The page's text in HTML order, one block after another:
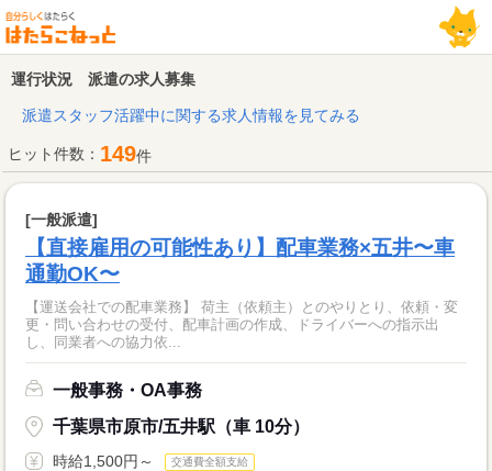
運行状況 派遣の求人募集
派遣スタッフ活躍中に関する求人情報を見てみる
ヒット件数： 149件
[一般派遣]
【直接雇用の可能性あり】配車業務×五井〜車
通勤OK〜
【運送会社での配車業務】 荷主（依頼主）とのやりとり、依頼・変
更・問い合わせの受付、配車計画の作成、ドライバーへの指示出
し、同業者への協力依...
一般事務・OA事務
千葉県市原市/五井駅（車 10分）
時給1,500円～ 交通費全額支給